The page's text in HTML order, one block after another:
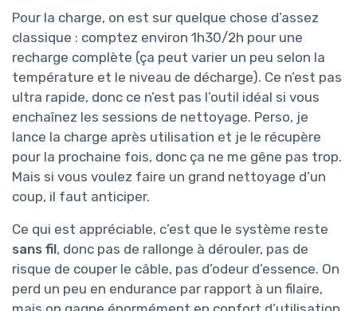
Pour la charge, on est sur quelque chose d’assez
classique : comptez environ 1h30/2h pour une
recharge complète (ça peut varier un peu selon la
température et le niveau de décharge). Ce n’est pas
ultra rapide, donc ce n’est pas l’outil idéal si vous
enchaînez les sessions de nettoyage. Perso, je
lance la charge après utilisation et je le récupère
pour la prochaine fois, donc ça ne me gêne pas trop.
Mais si vous voulez faire un grand nettoyage d’un
coup, il faut anticiper.
Ce qui est appréciable, c’est que le système reste
sans fil, donc pas de rallonge à dérouler, pas de
risque de couper le câble, pas d’odeur d’essence. On
perd un peu en endurance par rapport à un filaire,